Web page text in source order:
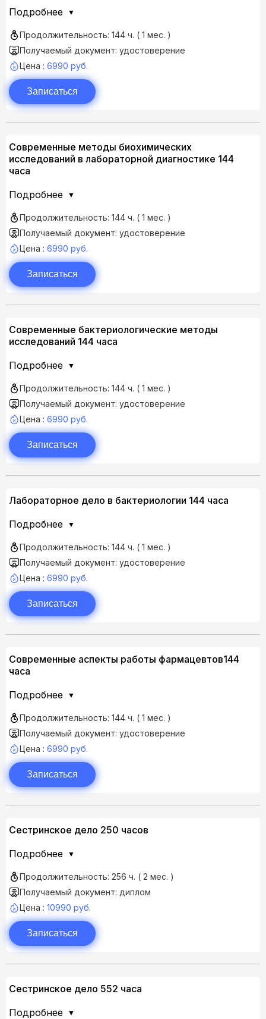
Подробнее
Продолжительность: 144 ч. ( 1 мес. )
Получаемый документ: удостоверение
Цена : 6990 руб.
Записаться
Современные методы биохимических
исследований в лабораторной диагностике 144
часа
Подробнее
Продолжительность: 144 ч. ( 1 мес. )
Получаемый документ: удостоверение
Цена : 6990 руб.
Записаться
Современные бактериологические методы
исследований 144 часа
Подробнее
Продолжительность: 144 ч. ( 1 мес. )
Получаемый документ: удостоверение
Цена : 6990 руб.
Записаться
Лабораторное дело в бактериологии 144 часа
Подробнее
Продолжительность: 144 ч. ( 1 мес. )
Получаемый документ: удостоверение
Цена : 6990 руб.
Записаться
Современные аспекты работы фармацевтов144
часа
Подробнее
Продолжительность: 144 ч. ( 1 мес. )
Получаемый документ: удостоверение
Цена : 6990 руб.
Записаться
Сестринское дело 250 часов
Подробнее
Продолжительность: 256 ч. ( 2 мес. )
Получаемый документ: диплом
Цена : 10990 руб.
Записаться
Сестринское дело 552 часа
Подробнее